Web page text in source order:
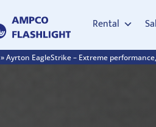
Rental
»Ayrton EagleStrike – Extreme